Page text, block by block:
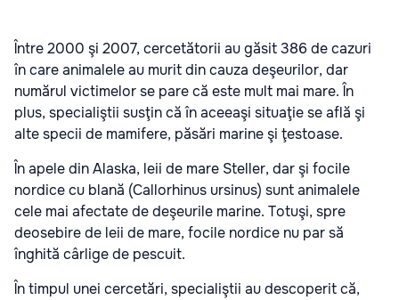
Între 2000 şi 2007, cercetătorii au găsit 386 de cazuri
în care animalele au murit din cauza deşeurilor, dar
numărul victimelor se pare că este mult mai mare. În
plus, specialiştii susţin că în aceeaşi situaţie se află şi
alte specii de mamifere, păsări marine şi ţestoase.
În apele din Alaska, leii de mare Steller, dar şi focile
nordice cu blană (Callorhinus ursinus) sunt animalele
cele mai afectate de deşeurile marine. Totuşi, spre
deosebire de leii de mare, focile nordice nu par să
înghită cârlige de pescuit.
În timpul unei cercetări, specialiştii au descoperit că,